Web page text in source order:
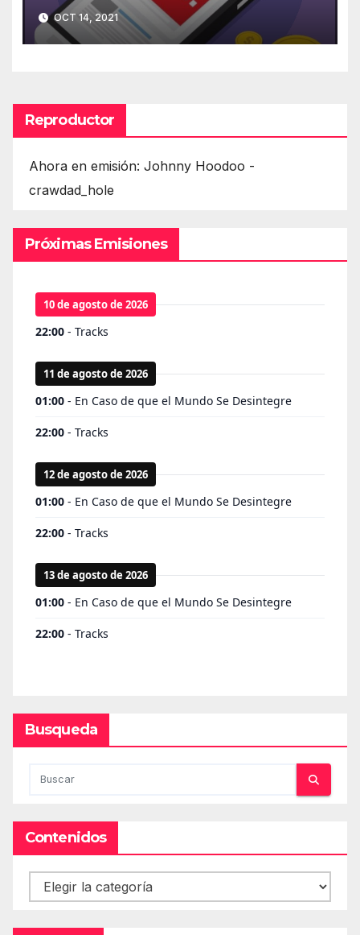
móvil
OCT 14, 2021
Reproductor
Ahora en emisión: Johnny Hoodoo -
crawdad_hole
Próximas Emisiones
Busqueda
Contenidos
Contenidos